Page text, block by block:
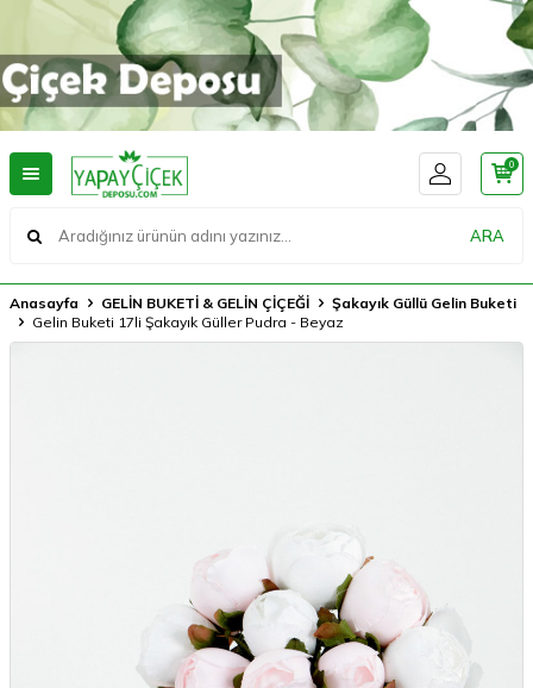
ARA
0
Anasayfa GELİN BUKETİ & GELİN ÇİÇEĞİ
Şakayık Güllü Gelin Buketi
Gelin Buketi 17li Şakayık Güller Pudra - Beyaz